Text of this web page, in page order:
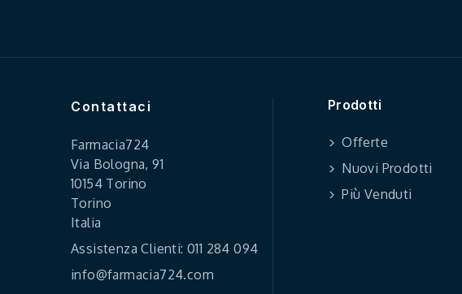
Contattaci
Farmacia724
Via Bologna, 91
10154 Torino
Torino
Italia
Assistenza Clienti: 011 284 094
info@farmacia724.com
Prodotti
Offerte
Nuovi Prodotti
Più Venduti